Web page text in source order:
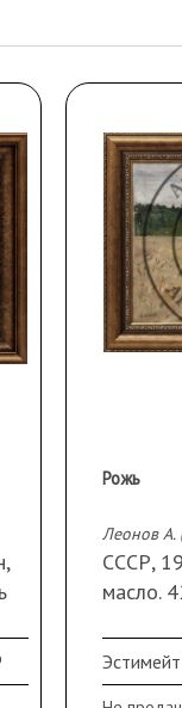
Рожь
Леонов А.
СССР,
масло.